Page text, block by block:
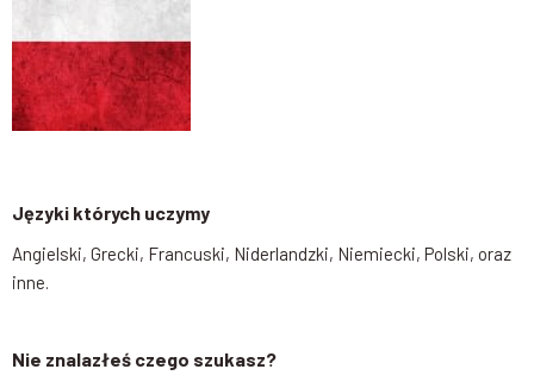
Języki których uczymy
Angielski, Grecki, Francuski, Niderlandzki, Niemiecki, Polski, oraz
inne.
Nie znalazłeś czego szukasz?